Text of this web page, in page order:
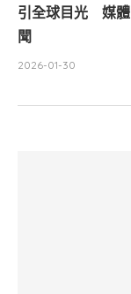
引全球目光 媒體
聞
2026-01-30